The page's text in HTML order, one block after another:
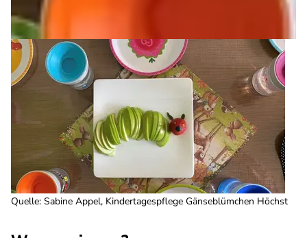
Quelle: Sabine Appel, Kindertagespflege Gänseblümchen Höchst